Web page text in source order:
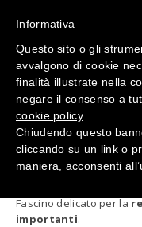
ABITI DA
Fascino delicato per la
importanti.
Informativa
Questo sito o gli
avvalgono di cookie
finalità illustrate nella
negare il consenso a
cookie policy.
Chiudendo questo
cliccando su un link o
maniera, acconsenti